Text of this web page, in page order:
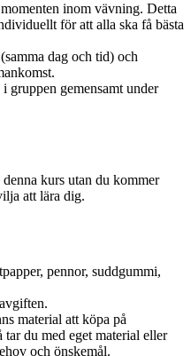
inom vävning. Detta
för att alla ska få bästa
dag och tid) och
gruppen gemensamt under
kurs utan du kommer
att lära dig.
pennor, suddgummi,
material att köpa på
du med eget material eller
och önskemål.